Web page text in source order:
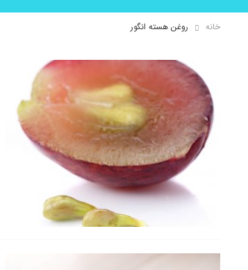
خانه روغن هسته انگور